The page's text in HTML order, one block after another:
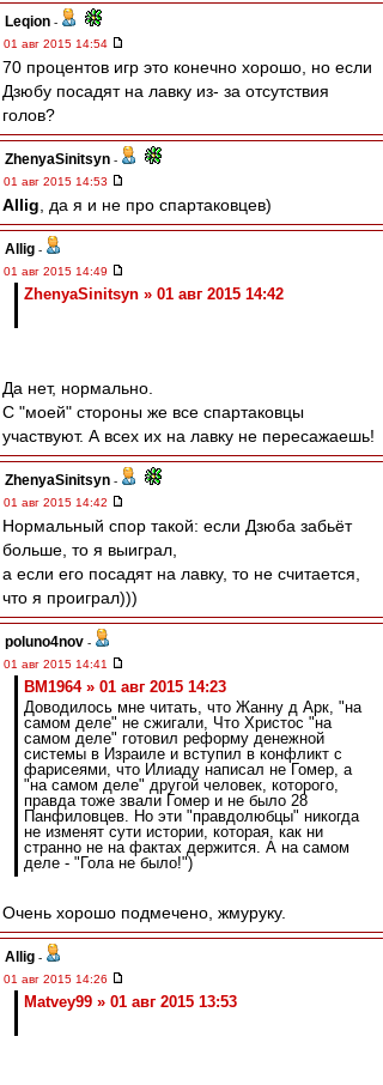
Leqion -
01 авг 2015 14:54
70 процентов игр это конечно хорошо, но если
Дзюбу посадят на лавку из- за отсутствия
голов?
ZhenyaSinitsyn -
01 авг 2015 14:53
Allig , да я и не про спартаковцев)
Allig -
01 авг 2015 14:49
ZhenyaSinitsyn » 01 авг 2015 14:42
Да нет, нормально.
С "моей" стороны же все спартаковцы
участвуют. А всех их на лавку не пересажаешь!
ZhenyaSinitsyn -
01 авг 2015 14:42
Нормальный спор такой: если Дзюба забьёт
больше, то я выиграл,
а если его посадят на лавку, то не считается,
что я проиграл)))
poluno4nov -
01 авг 2015 14:41
BM1964 » 01 авг 2015 14:23
Доводилось мне читать, что Жанну д Арк, "на
самом деле" не сжигали, Что Христос "на
самом деле" готовил реформу денежной
системы в Израиле и вступил в конфликт с
фарисеями, что Илиаду написал не Гомер, а
"на самом деле" другой человек, которого,
правда тоже звали Гомер и не было 28
Панфиловцев. Но эти "правдолюбцы" никогда
не изменят сути истории, которая, как ни
странно не на фактах держится. А на самом
деле - "Гола не было!")
Очень хорошо подмечено, жмуруку.
Allig -
01 авг 2015 14:26
Matvey99 » 01 авг 2015 13:53